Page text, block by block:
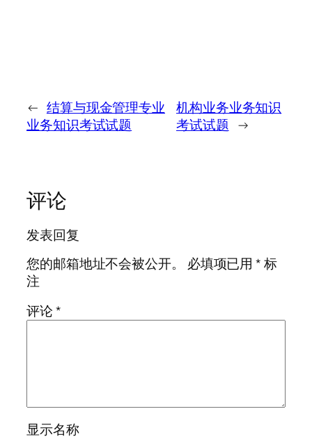
← 结算与现金管理专业
业务知识考试试题
机构业务业务知识
考试试题 →
评论
发表回复
您的邮箱地址不会被公开。
必填项已用*标
注
评论*
显示名称